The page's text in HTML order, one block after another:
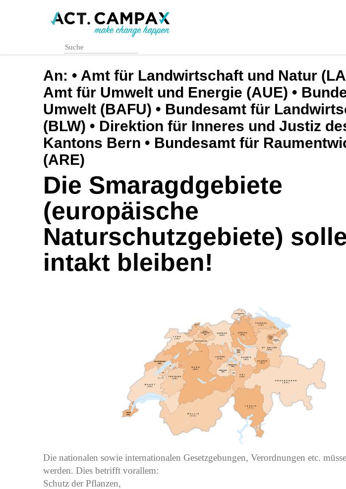
An: • Amt für Landwirtschaft und Natur
Amt für Umwelt und Energie (AUE) •
Umwelt (BAFU) • Bundesamt für
(BLW) • Direktion für Inneres und Justiz
Kantons Bern • Bundesamt für
(ARE)
Die Smaragdgebiete
(europäische
Naturschutzgebiete)
intakt bleiben!
Die nationalen sowie internationalen Gesetzgebungen, Verordnungen etc.
werden. Dies betrifft vorallem:
Schutz der Pflanzen,